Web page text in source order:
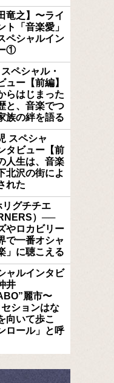
竜之】〜ライ
ト「音楽愛」
ペシャルイン
①
ペシャル・
ュー【前編】
らはじまった
と、音楽でつ
族の絆を語る
スペシャ
タビュー【前
人生は、音楽
北沢の街によ
れた
リグチチエ
）──
やロカビリー
で一番オシャ
」に聴こえる
ャルインタビ
井
麗市〜
ションはな
向いて歩こ
ロール」と呼